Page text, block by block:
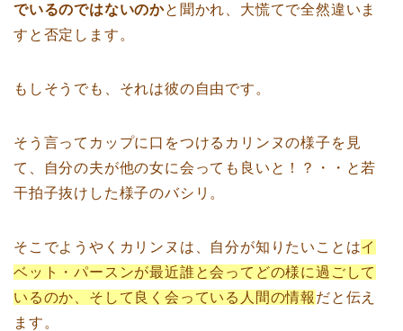
でいるのではないのかと聞かれ、大慌てで全然違いま
すと否定します。
もしそうでも、それは彼の自由です。
そう言ってカップに口をつけるカリンヌの様子を見
て、自分の夫が他の女に会っても良いと！？・・と若
干拍子抜けした様子のバシリ。
そこでようやくカリンヌは、自分が知りたいことはイ
ベット・パースンが最近誰と会ってどの様に過ごして
いるのか、そして良く会っている人間の情報 だと伝え
ます。